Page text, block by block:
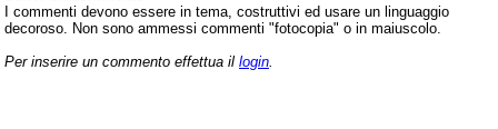
I commenti devono essere in tema, costruttivi ed usare un linguaggio
decoroso. Non sono ammessi commenti "fotocopia" o in maiuscolo.
Per inserire un commento effettua il login